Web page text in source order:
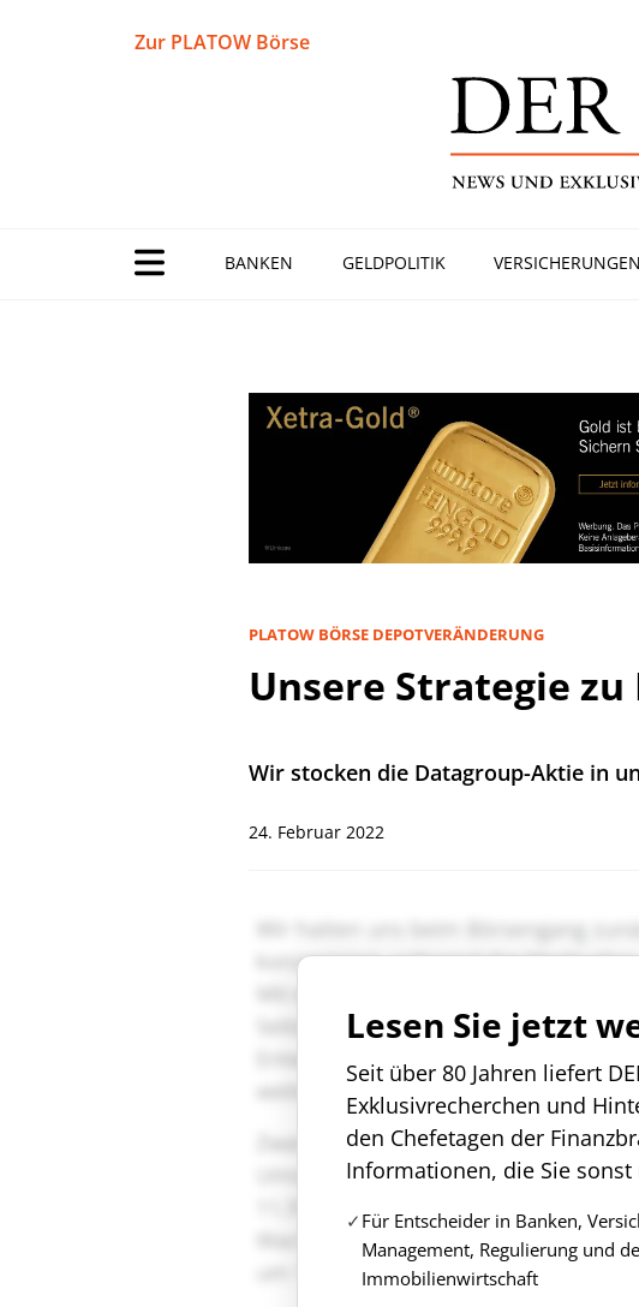
Zur PLATOW Börse
BANKEN GELDPOLITIK VERSICHERUNGEN
PLATOW BÖRSE DEPOTVERÄNDERUNG
Unsere Strategie
Wir stocken die Datagroup-Aktie in
24. Februar 2022
Lesen Sie jetzt
Seit über 80 Jahren liefert
Exklusivrecherchen und
den Chefetagen der
Informationen, die Sie sonst
Für Entscheider in Banken,
Management, Regulierung und
Immobilienwirtschaft